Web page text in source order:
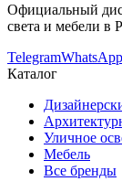
Официальный
света и мебели в
TelegramWhatsApp
Каталог
Уличное
Мебель
Все бренды